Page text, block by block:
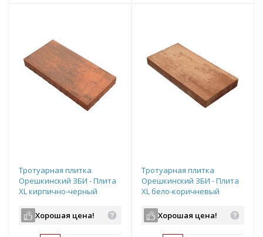
Тротуарная плитка
Орешкинский ЗБИ - Плита
XL кирпично-черный
600х300х80 мм
Хорошая цена!
Тротуарная плитка
Орешкинский ЗБИ - Плита
XL бело-коричневый
600х300х80 мм
Хорошая цена!